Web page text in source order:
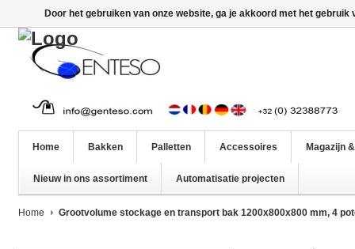
Home Bakken Palletten Accessoires Magazijn
Nieuw in ons assortiment Automatisatie projecten
Home Grootvolume stockage en transport bak 1200x800x800 mm, 4
Door het gebruiken van onze website, ga je akkoord met het